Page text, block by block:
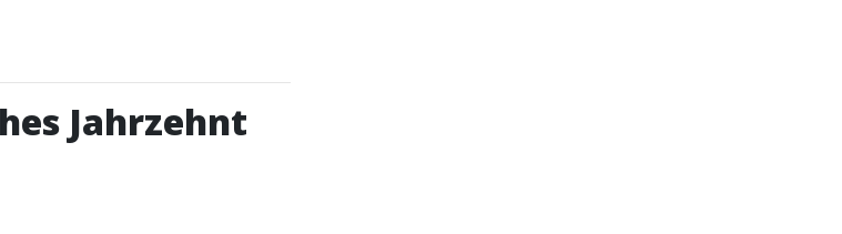
Jahrzehnt